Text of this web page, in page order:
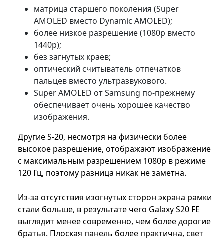
матрица старшего поколения (Super
AMOLED вместо Dynamic AMOLED);
более низкое разрешение (1080p вместо
1440p);
без загнутых краев;
оптический считыватель отпечатков
пальцев вместо ультразвукового.
Super AMOLED от Samsung по-прежнему
обеспечивает очень хорошее качество
изображения.
Другие S-20, несмотря на физически более
высокое разрешение, отображают изображение
с максимальным разрешением 1080p в режиме
120 Гц, поэтому разница никак не заметна.
Из-за отсутствия изогнутых сторон экрана рамки
стали больше, в результате чего Galaxy S20 FE
выглядит менее современно, чем более дорогие
братья. Плоская панель более практична, свет